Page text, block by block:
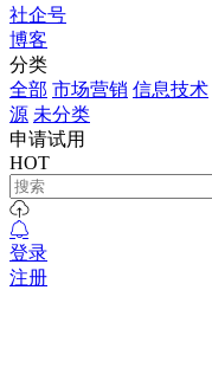
社企号
博客
分类
全部 市场营销 信息技术
源 未分类
申请试用
HOT
登录
注册